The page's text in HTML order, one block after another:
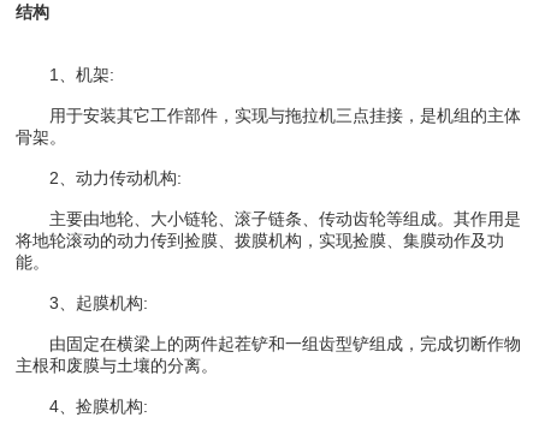
结构
1、机架:
用于安装其它工作部件，实现与拖拉机三点挂接，是机组的主体
骨架。
2、动力传动机构:
主要由地轮、大小链轮、滚子链条、传动齿轮等组成。其作用是
将地轮滚动的动力传到捡膜、拨膜机构，实现捡膜、集膜动作及功
能。
3、起膜机构:
由固定在横梁上的两件起茬铲和一组齿型铲组成，完成切断作物
主根和废膜与土壤的分离。
4、捡膜机构: